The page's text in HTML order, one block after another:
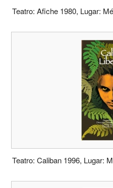
Teatro: Afiche 1980, Lugar:
Teatro: Caliban 1996, Lugar: